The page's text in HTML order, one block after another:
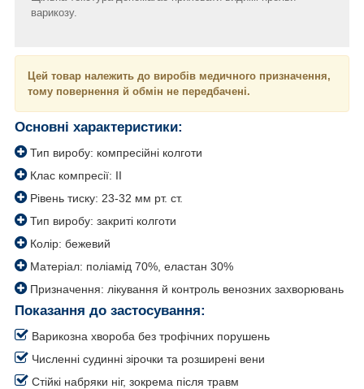
варикозу.
Цей товар належить до виробів медичного призначення,
тому повернення й обмін не передбачені.
Основні характеристики:
Тип виробу: компресійні колготи
Клас компресії: II
Рівень тиску: 23-32 мм рт. ст.
Тип виробу: закриті колготи
Колір: бежевий
Матеріал: поліамід 70%, еластан 30%
Призначення: лікування й контроль венозних захворювань
Показання до застосування:
Варикозна хвороба без трофічних порушень
Численні судинні зірочки та розширені вени
Стійкі набряки ніг, зокрема після травм